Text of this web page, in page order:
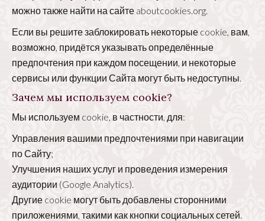
можно также найти на сайте aboutcookies.org.
Если вы решите заблокировать некоторые cookie, вам,
возможно, придётся указывать определённые
предпочтения при каждом посещении, и некоторые
сервисы или функции Сайта могут быть недоступны.
Зачем мы используем cookie?
Мы используем cookie, в частности, для:
Управления вашими предпочтениями при навигации
по Сайту;
Улучшения наших услуг и проведения измерения
аудитории (Google Analytics).
Другие cookie могут быть добавлены сторонними
приложениями, такими как кнопки социальных сетей.